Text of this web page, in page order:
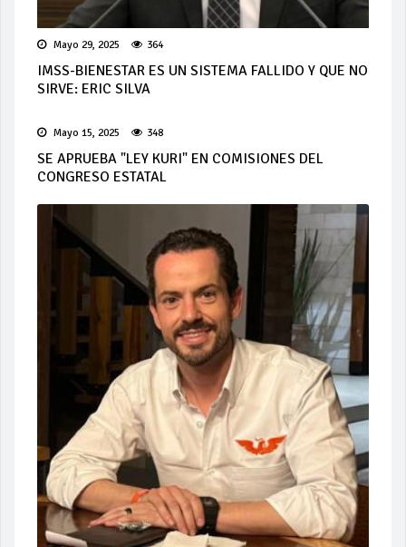
Mayo 29, 2025 364
IMSS-BIENESTAR ES UN SISTEMA FALLIDO Y QUE NO
SIRVE: ERIC SILVA
Mayo 15, 2025 348
SE APRUEBA "LEY KURI" EN COMISIONES DEL
CONGRESO ESTATAL